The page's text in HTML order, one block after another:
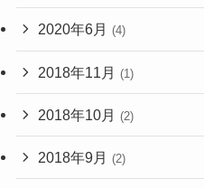
2020年6月 (4)
2018年11月 (1)
2018年10月 (2)
2018年9月 (2)